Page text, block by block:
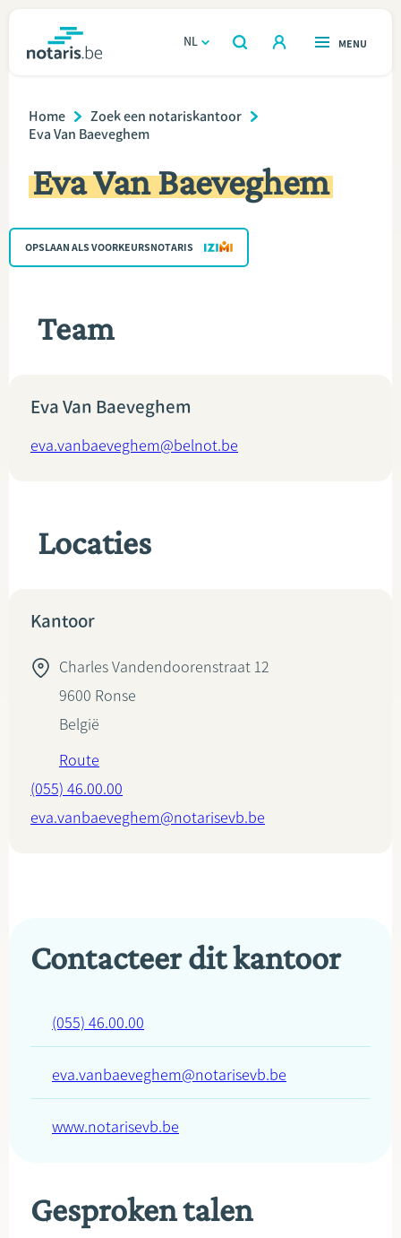
inhoud
NL
OPEN
ZOEKEN
OPEN
MENU
Wonen
Ondernemen
Over de notaris
VIND EEN NOTARIS
Breadcrumb
Home
Zoek een notariskantoor
Eva Van Baeveghem
Eva Van Baeveghem
OPSLAAN ALS VOORKEURSNOTARIS
Team
Eva Van Baeveghem
eva.vanbaeveghem@belnot.be
Locaties
Kantoor
Charles Vandendoorenstraat 12
9600 Ronse
België
Route
(055) 46.00.00
eva.vanbaeveghem@notarisevb.be
Contacteer dit kantoor
(055) 46.00.00
eva.vanbaeveghem@notarisevb.be
www.notarisevb.be
Gesproken talen